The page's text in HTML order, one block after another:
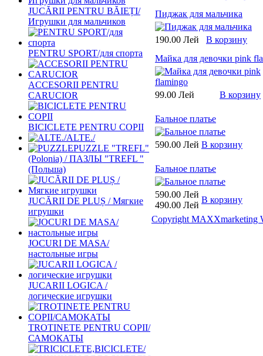
Пиджак для мальчика
190.00 Лей
В корзину
Майка для девочки pink
99.00 Лей В корзину
Бальное платье
590.00 Лей В корзину
Бальное платье
590.00 Лей
490.00 Лей
В корзину
Copyright MAXXmarketing
JUCĂRII PENTRU BĂIEȚI/
Игрушки для мальчиков
PENTRU SPORT/для спорта
ACCESORII PENTRU
CARUCIOR
BICICLETE PENTRU COPII
ALTE./
PUZZLE "TREFL"
(Polonia) / ПАЗЛЫ "TREFL "
(Польша)
JUCĂRII DE PLUȘ / Мягкие
игрушки
JOCURI DE MASA/
настольные игры
JUCARII LOGICA /
логические игрушки
TROTINETE PENTRU COPII/
САМОКАТЫ